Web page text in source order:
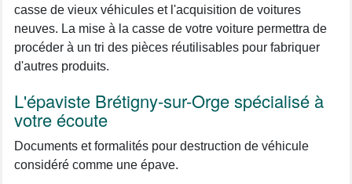
casse de vieux véhicules et l'acquisition de voitures
neuves. La mise à la casse de votre voiture permettra de
procéder à un tri des pièces réutilisables pour fabriquer
d'autres produits.
L'épaviste Brétigny-sur-Orge spécialisé à
votre écoute
Documents et formalités pour destruction de véhicule
considéré comme une épave.